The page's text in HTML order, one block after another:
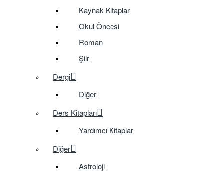
Kaynak Kitaplar
Okul Öncesi
Roman
Şiir
Dergi
Diğer
Ders Kitapları
Yardımcı Kitaplar
Diğer
Astroloji